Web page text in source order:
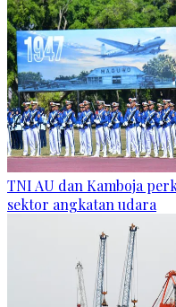
TNI AU dan Kamboja
sektor angkatan udara